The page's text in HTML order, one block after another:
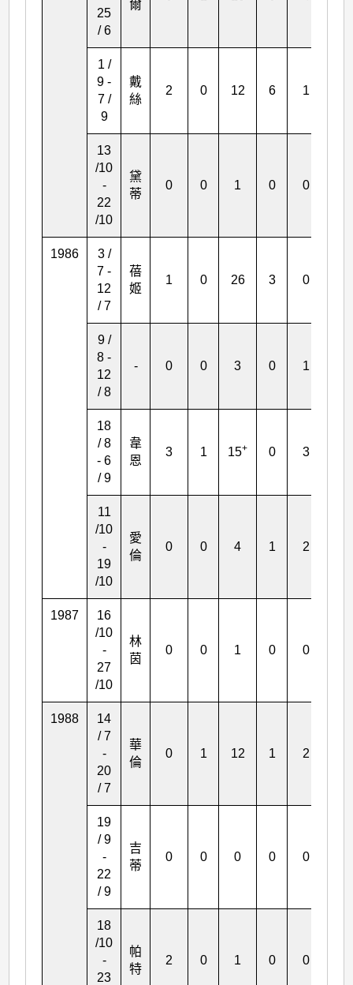
25
/ 6
爾
1 /
9 -
7 /
9
戴
絲
2 0 12 6 1
13
/10
-
22
/10
黛
蒂
0 0 1 0 0
1986
3 /
7 -
12
/ 7
蓓
姬
1 0 26 3 0
9 /
8 -
12
/ 8
- 0 0 3 0 1
18
/ 8
- 6
/ 9
韋
恩
3 1 15+ 0 3
11
/10
-
19
/10
愛
倫
0 0 4 1 2
1987
16
/10
-
27
/10
林
茵
0 0 1 0 0
1988
14
/ 7
-
20
/ 7
華
倫
0 1 12 1 2
19
/ 9
-
22
/ 9
吉
蒂
0 0 0 0 0
18
/10
-
23
帕
特
2 0 1 0 0